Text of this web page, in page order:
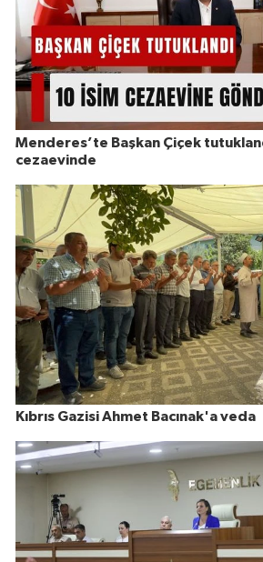
Menderes’te Başkan Çiçek
cezaevinde
Kıbrıs Gazisi Ahmet Bacınak'a veda